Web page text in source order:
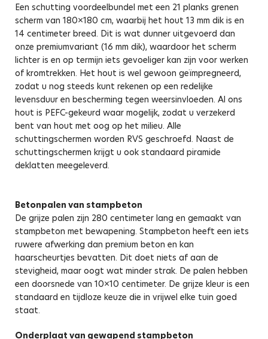
Een schutting voordeelbundel met een 21 planks grenen
scherm van 180×180 cm, waarbij het hout 13 mm dik is en
14 centimeter breed. Dit is wat dunner uitgevoerd dan
onze premiumvariant (16 mm dik), waardoor het scherm
lichter is en op termijn iets gevoeliger kan zijn voor werken
of kromtrekken. Het hout is wel gewoon geïmpregneerd,
zodat u nog steeds kunt rekenen op een redelijke
levensduur en bescherming tegen weersinvloeden. Al ons
hout is PEFC-gekeurd waar mogelijk, zodat u verzekerd
bent van hout met oog op het milieu. Alle
schuttingschermen worden RVS geschroefd. Naast de
schuttingschermen krijgt u ook standaard piramide
deklatten meegeleverd.
Betonpalen van stampbeton
De grijze palen zijn 280 centimeter lang en gemaakt van
stampbeton met bewapening. Stampbeton heeft een iets
ruwere afwerking dan premium beton en kan
haarscheurtjes bevatten. Dit doet niets af aan de
stevigheid, maar oogt wat minder strak. De palen hebben
een doorsnede van 10×10 centimeter. De grijze kleur is een
standaard en tijdloze keuze die in vrijwel elke tuin goed
staat.
Onderplaat van gewapend stampbeton